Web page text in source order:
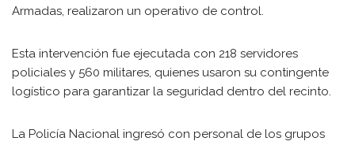
Armadas, realizaron un operativo de control.
Esta intervención fue ejecutada con 218 servidores
policiales y 560 militares, quienes usaron su contingente
logístico para garantizar la seguridad dentro del recinto.
La Policía Nacional ingresó con personal de los grupos